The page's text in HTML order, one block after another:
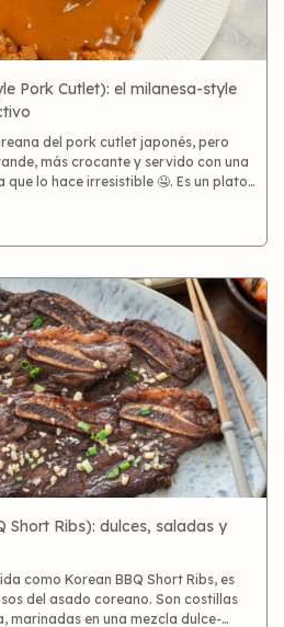
Pork Cutlet): el milanesa-style
del pork cutlet japonés, pero
más crocante y servido con una
que lo hace irresistible 🤤. Es un plato
Short Ribs): dulces, saladas y
como Korean BBQ Short Ribs, es
del asado coreano. Son costillas
marinadas en una mezcla dulce-